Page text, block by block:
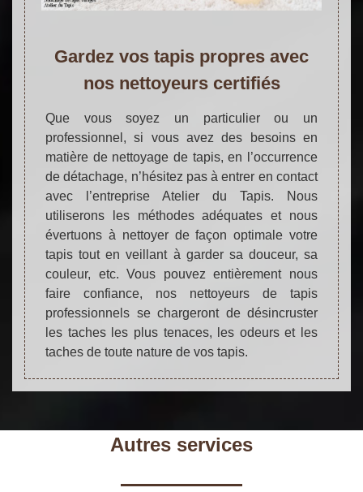
Gardez vos tapis propres avec
nos nettoyeurs certifiés
Que vous soyez un particulier ou un
professionnel, si vous avez des besoins en
matière de nettoyage de tapis, en l’occurrence
de détachage, n’hésitez pas à entrer en contact
avec l’entreprise Atelier du Tapis. Nous
utiliserons les méthodes adéquates et nous
évertuons à nettoyer de façon optimale votre
tapis tout en veillant à garder sa douceur, sa
couleur, etc. Vous pouvez entièrement nous
faire confiance, nos nettoyeurs de tapis
professionnels se chargeront de désincruster
les taches les plus tenaces, les odeurs et les
taches de toute nature de vos tapis.
Autres services